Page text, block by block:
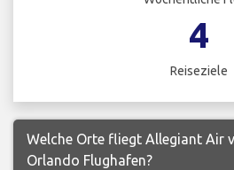
4
Reiseziele
Welche Orte fliegt Allegiant Air
Orlando Flughafen?